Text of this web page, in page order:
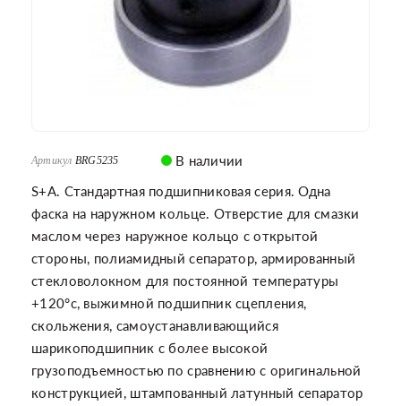
Артикул BRG5235
В наличии
S+A. Стандартная подшипниковая серия. Одна
фаска на наружном кольце. Отверстие для смазки
маслом через наружное кольцо с открытой
стороны, полиамидный сепаратор, армированный
стекловолокном для постоянной температуры
+120°c, выжимной подшипник сцепления,
скольжения, самоустанавливающийся
шарикоподшипник с более высокой
грузоподъемностью по сравнению с оригинальной
конструкцией, штампованный латунный сепаратор